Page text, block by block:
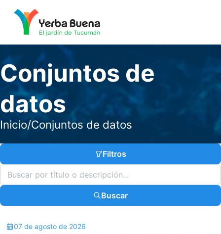
Conjuntos de
datos
Inicio/Conjuntos de datos
Filtros
Buscar
07 de agosto de 2026